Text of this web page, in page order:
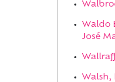
Waldo
José
Walsh,